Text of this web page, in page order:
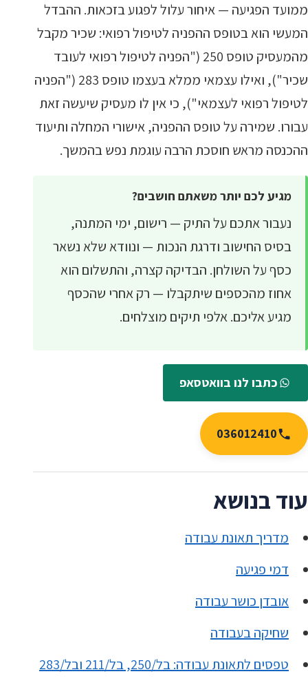
ממועד הפגיעה — איחור עלול לפגוע בזכאות. ההבדל
המעשי הוא בטופס ההפניה לטיפול רפואי: שכיר מקבל
מהמעסיק טופס 250 ("הפניה לטיפול רפואי לעובד
שכיר"), ואילו עצמאי ממלא בעצמו טופס 283 ("הפניה
לטיפול רפואי לעצמאי"), כי אין לו מעסיק שיעשה זאת
עבורו. שמירה על טופס ההפניה, אישורי המחלה ותיעוד
ההכנסה מראש חוסכת הרבה עוגמת נפש בהמשך.
מגיע לכם יותר משאתם חושבים?
נעבור אתכם על התיק — רישום, ימי המתנה,
בסיס החישוב ודרגת הנכות — ונוודא שלא נשאר
כסף על השולחן. הבדיקה קצרה, והתשלום הוא
אחוז מהכספים שיתקבלו — רק אחרי שהכסף
מגיע אליכם. אלפי תיקים מוצלחים.
כתבו לנו בוואטסאפ
036012410
עוד בנושא
מדריך תאונת עבודה
דמי פגיעה
אובדן כושר עבודה
שחיקה בעבודה
טפסים לתאונת עבודה: בל/250, בל/211 ובל/283